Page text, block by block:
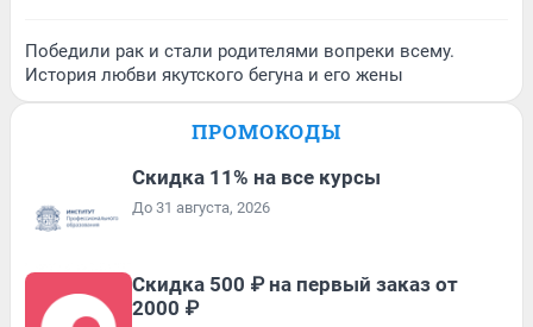
Победили рак и стали родителями вопреки всему.
История любви якутского бегуна и его жены
ПРОМОКОДЫ
Скидка 11% на все курсы
До 31 августа, 2026
Скидка 500 ₽ на первый заказ от
2000 ₽